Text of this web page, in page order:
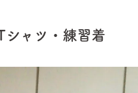
シャツ・練習着